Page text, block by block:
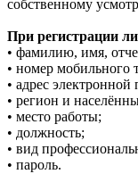
собственному
При регистрации
• фамилию, имя,
• номер мобильного
• адрес электронной
• регион и
• место работы;
• должность;
• вид
• пароль.